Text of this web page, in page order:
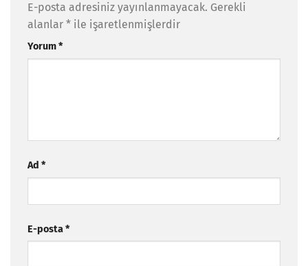
E-posta adresiniz yayınlanmayacak. Gerekli
alanlar * ile işaretlenmişlerdir
Yorum*
Ad *
E-posta*